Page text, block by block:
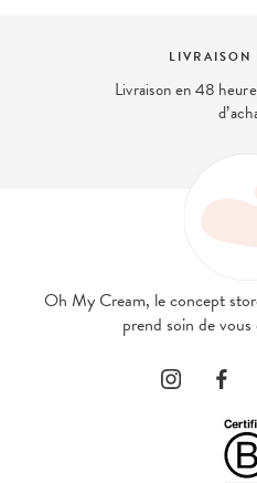
LIVRAISON
Livraison en 48
Oh My Cream, le concept
prend soin de